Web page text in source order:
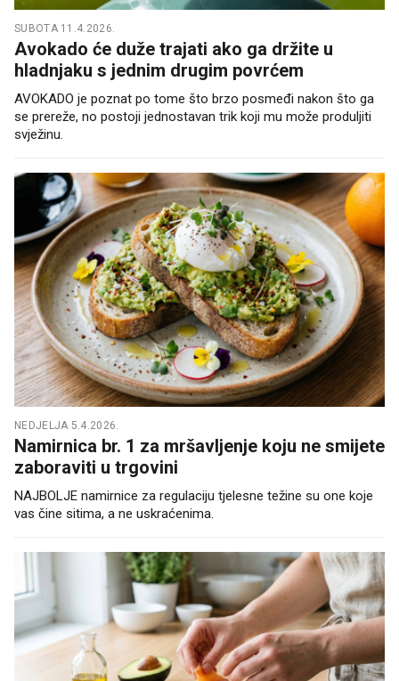
SUBOTA 11.4.2026.
Avokado će duže trajati ako ga držite u
hladnjaku s jednim drugim povrćem
AVOKADO je poznat po tome što brzo posmeđi nakon što ga
se prereže, no postoji jednostavan trik koji mu može produljiti
svježinu.
NEDJELJA 5.4.2026.
Namirnica br. 1 za mršavljenje koju ne smijete
zaboraviti u trgovini
NAJBOLJE namirnice za regulaciju tjelesne težine su one koje
vas čine sitima, a ne uskraćenima.